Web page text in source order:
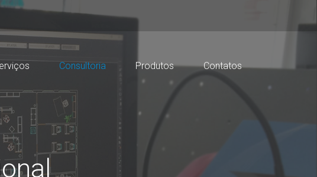
Consultoria Produtos Contatos